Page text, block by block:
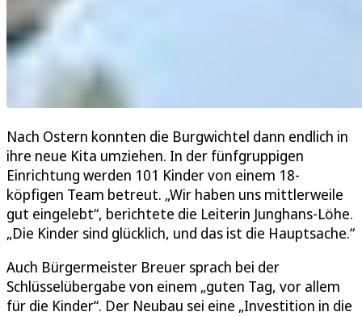
Nach Ostern konnten die Burgwichtel dann endlich in
ihre neue Kita umziehen. In der fünfgruppigen
Einrichtung werden 101 Kinder von einem 18-
köpfigen Team betreut. „Wir haben uns mittlerweile
gut eingelebt“, berichtete die Leiterin Junghans-Löhe.
„Die Kinder sind glücklich, und das ist die Hauptsache.“
Auch Bürgermeister Breuer sprach bei der
Schlüsselübergabe von einem „guten Tag, vor allem
für die Kinder“. Der Neubau sei eine „Investition in die